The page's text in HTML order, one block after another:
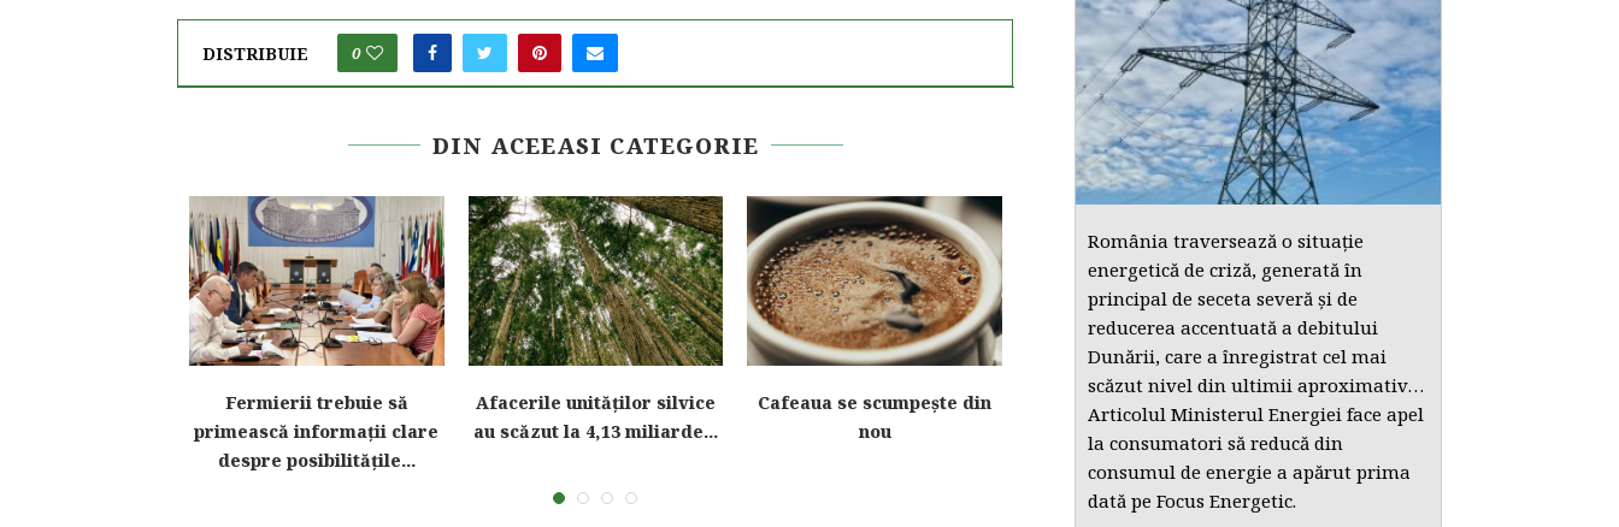
DISTRIBUIE 0
DIN ACEEASI CATEGORIE
Fermierii trebuie să
primească informații clare
despre posibilitățile...
Afacerile unităților silvice
au scăzut la 4,13 miliarde...
Cafeaua se scumpește din
nou
Scumpiri la alimente peste
Amenzi pe piața zahărului
România traversează o situație
energetică de criză, generată în
principal de seceta severă și de
reducerea accentuată a debitului
Dunării, care a înregistrat cel mai
scăzut nivel din ultimii aproximativ…
Articolul Ministerul Energiei face apel
la consumatori să reducă din
consumul de energie a apărut prima
dată pe Focus Energetic.